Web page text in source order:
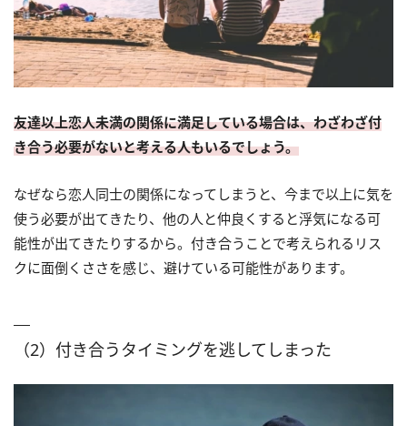
友達以上恋人未満の関係に満足している場合は、わざわざ付
き合う必要がないと考える人もいるでしょう。
なぜなら恋人同士の関係になってしまうと、今まで以上に気を
使う必要が出てきたり、他の人と仲良くすると浮気になる可
能性が出てきたりするから。付き合うことで考えられるリス
クに面倒くささを感じ、避けている可能性があります。
（2）付き合うタイミングを逃してしまった